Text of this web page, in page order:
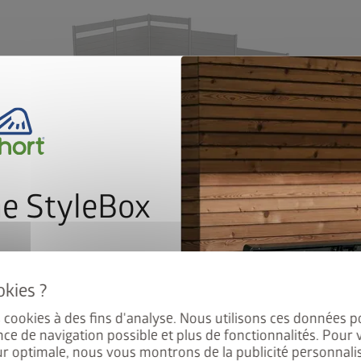
à des fins d'analyse. Nous utilisons ces données
de navigation possible et plus de fonctionnalités. Pour
optimale, nous vous montrons de la publicité
Le brise-vue peut être disposé en ligne droite ou
en angle.
StyleBox
à notre newsletter pour
au tirage au sort.